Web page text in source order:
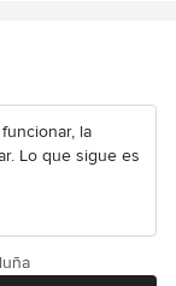
la
Lo que sigue es